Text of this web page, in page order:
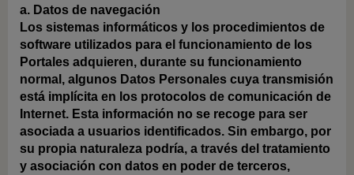
a. Datos de navegación
Los sistemas informáticos y los procedimientos de
software utilizados para el funcionamiento de los
Portales adquieren, durante su funcionamiento
normal, algunos Datos Personales cuya transmisión
está implícita en los protocolos de comunicación de
Internet. Esta información no se recoge para ser
asociada a usuarios identificados. Sin embargo, por
su propia naturaleza podría, a través del tratamiento
y asociación con datos en poder de terceros,